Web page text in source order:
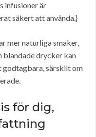
infusioner är
säkert att använda.}
mer naturliga smaker,
blandade drycker kan
godtagbara, särskilt om
för dig,